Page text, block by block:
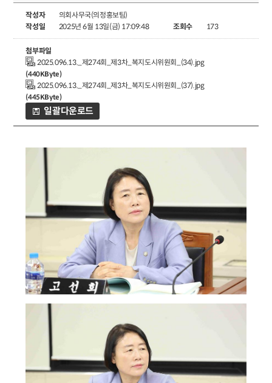
작성자
의회사무국(의정홍보팀)
작성일
2025년 6월 13일(금) 17:09:48 조회수 173
첨부파일
2025.096.13._제274회_제3차_복지도시위원회_(34).jpg
(440KByte)
2025.096.13._제274회_제3차_복지도시위원회_(37).jpg
(445KByte)
일괄다운로드